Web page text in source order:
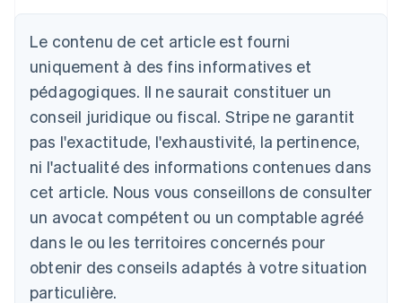
Le contenu de cet article est fourni
uniquement à des fins informatives et
pédagogiques. Il ne saurait constituer un
conseil juridique ou fiscal. Stripe ne garantit
pas l'exactitude, l'exhaustivité, la pertinence,
ni l'actualité des informations contenues dans
cet article. Nous vous conseillons de consulter
un avocat compétent ou un comptable agréé
dans le ou les territoires concernés pour
obtenir des conseils adaptés à votre situation
particulière.
DeutschEnglish
Australie
English
Autriche
DeutschEnglish
Belgique
Nederlands Français DeutschEnglish
Brésil
Português English
Bulgarie
English
Canada
Chine continentale
简体中文English